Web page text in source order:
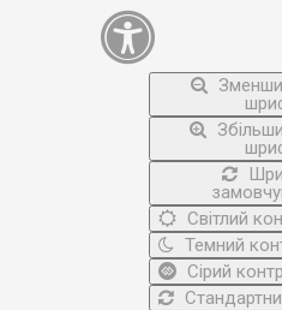
Світлий
Темний
Сірий